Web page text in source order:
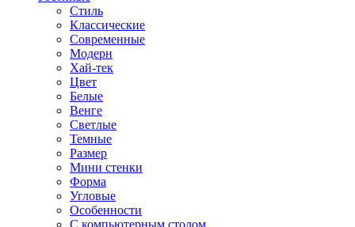
Стиль
Классические
Современные
Модерн
Хай-тек
Цвет
Белые
Венге
Светлые
Темные
Размер
Мини стенки
Форма
Угловые
Особенности
С компьютерным столом